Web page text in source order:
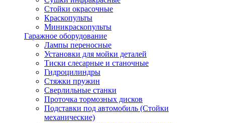
Стойки окрасочные
Краскопульты
Миникраскопульты
Гаражное оборудование
Лампы переносные
Установки для мойки деталей
Тиски слесарные и станочные
Гидроцилиндры
Стяжки пружин
Сверлильные станки
Проточка тормозных дисков
Подставки под автомобиль (Стойки
механические)